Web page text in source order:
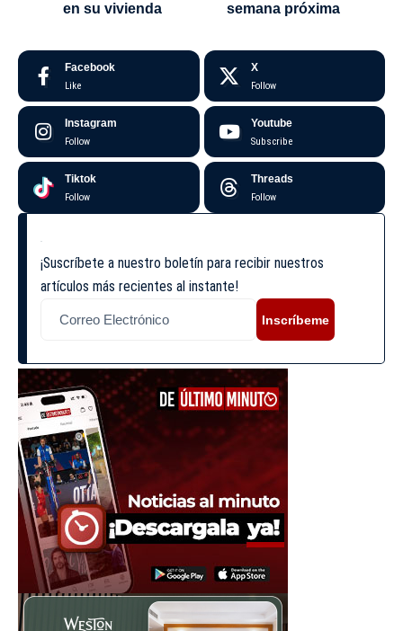
en su vivienda
semana próxima
Facebook
Like
X
Follow
Instagram
Follow
Youtube
Subscribe
Tiktok
Follow
Threads
Follow
¡Suscríbete a nuestro boletín para recibir nuestros
artículos más recientes al instante!
Inscríbeme